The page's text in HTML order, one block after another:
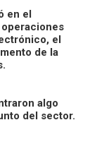
en el
el
de la
algo
del sector.